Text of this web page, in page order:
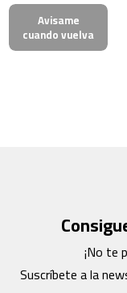
5
0
0
Avisame
cuando vuelva
¡No te
Suscríbete a la